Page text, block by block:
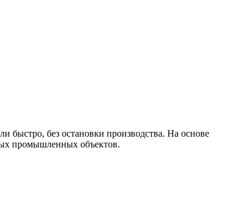
быстро, без остановки производства. На основе
промышленных объектов.